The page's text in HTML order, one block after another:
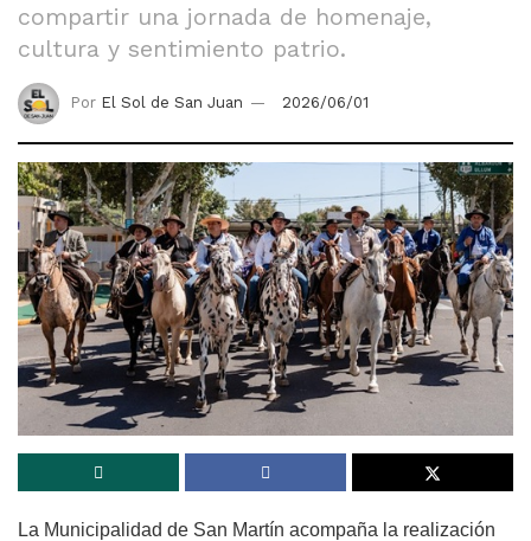
compartir una jornada de homenaje,
cultura y sentimiento patrio.
Por El Sol de San Juan 2026/06/01
La Municipalidad de San Martín acompaña la realización